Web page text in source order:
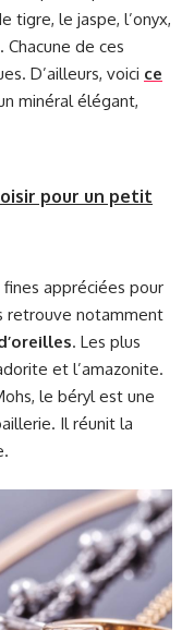
tigre, le jaspe, l’onyx,
Chacune de ces
D’ailleurs, voici ce
minéral élégant,
pour un petit
appréciées pour
retrouve notamment
. Les plus
et l’amazonite.
le béryl est une
Il réunit la